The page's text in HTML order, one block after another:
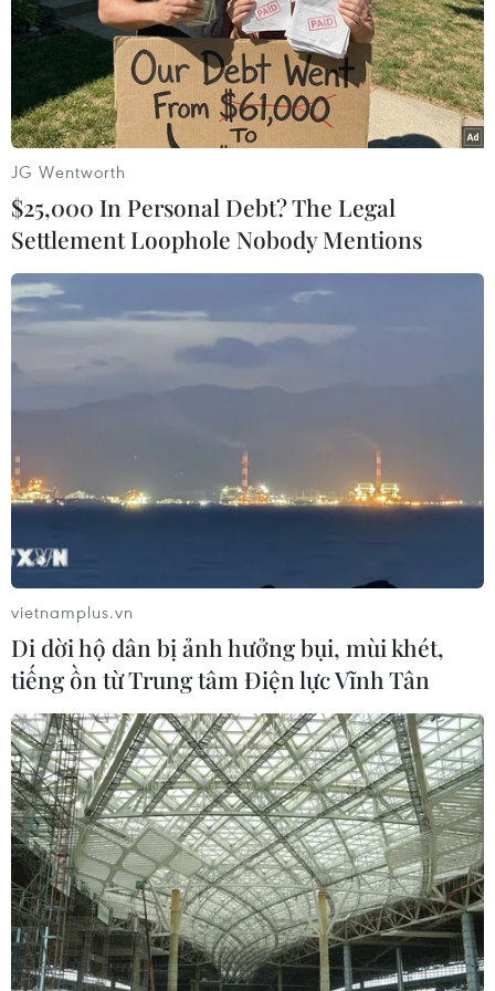
#lúa
#cây công nghiệp
Theo dõi VietnamPlus
TIN LIÊN QUAN
JG Wentworth
$25,000 In Personal Debt? The Legal
Settlement Loophole Nobody Mentions
vietnamplus.vn
Di dời hộ dân bị ảnh hưởng bụi, mùi khét,
tiếng ồn từ Trung tâm Điện lực Vĩnh Tân